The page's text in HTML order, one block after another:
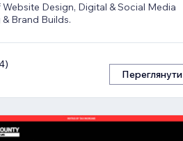
Design, Digital & Social Media
Brand Builds.
)
Переглянути